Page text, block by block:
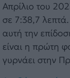
Απρίλιο του
σε 7:38,7
αυτή την
είναι η πρώτη
γυρνάει στην